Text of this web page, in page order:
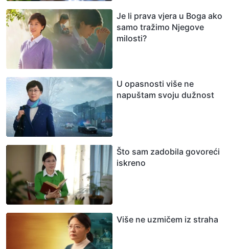
Je li prava vjera u Boga ako
samo tražimo Njegove
milosti?
U opasnosti više ne
napuštam svoju dužnost
Što sam zadobila govoreći
iskreno
Više ne uzmičem iz straha